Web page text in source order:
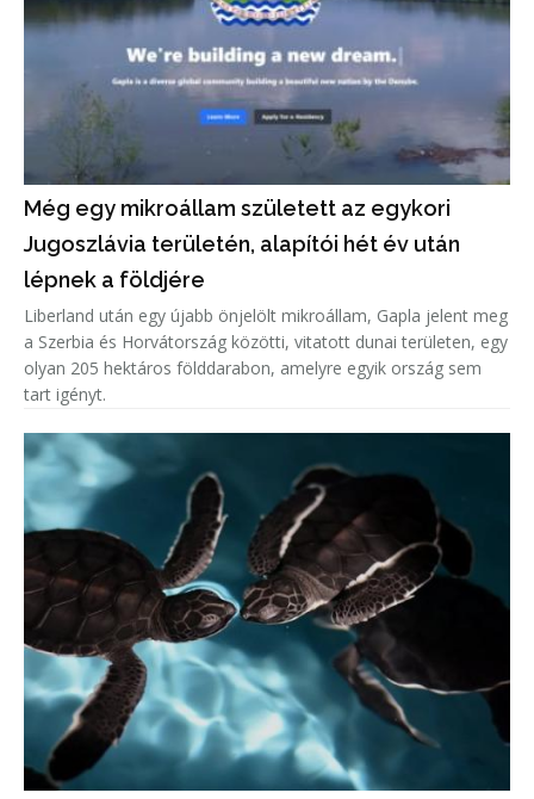
Még egy mikroállam született az egykori
Jugoszlávia területén, alapítói hét év után
lépnek a földjére
Liberland után egy újabb önjelölt mikroállam, Gapla jelent meg
a Szerbia és Horvátország közötti, vitatott dunai területen, egy
olyan 205 hektáros földdarabon, amelyre egyik ország sem
tart igényt.